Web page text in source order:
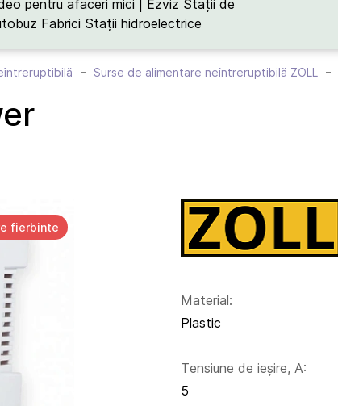
pentru afaceri mici | Ezviz Stații de
Fabrici Stații hidroelectrice
Surse de alimentare neîntreruptibilă ZOLL
fierbinte
Material:
Plastic
Тensiune de ieșire, A:
5